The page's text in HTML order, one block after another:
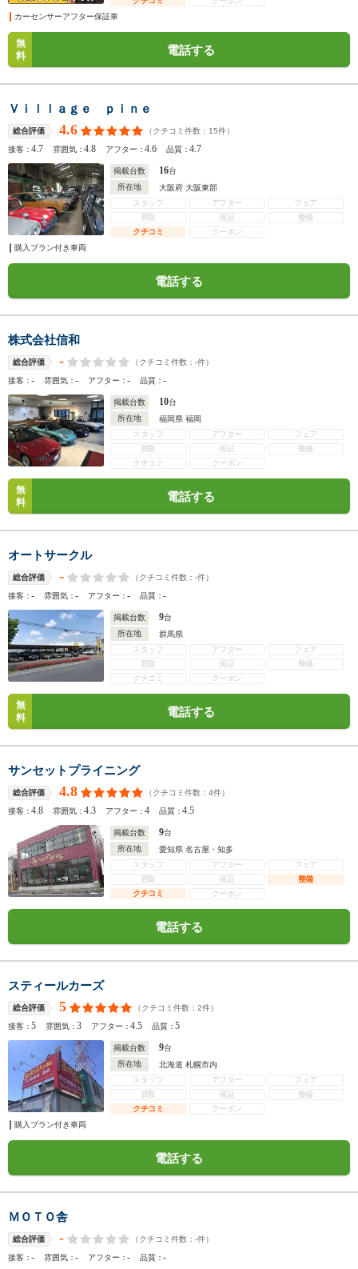
カーセンサーアフター保証車
無
料
電話する
Ｖｉｌｌａｇｅ ｐｉｎｅ
総合評価 4.6 （クチコミ件数： 15件）
接客：4.7 雰囲気：4.8 アフター：4.6 品質：4.7
掲載台数 16台
所在地
大阪府 大阪東部
スタッフ
アフター
フェア
買取
保証
整備
クチコミ
クーポン
購入プラン付き車両
電話する
株式会社信和
総合評価 - （クチコミ件数： -件）
接客：- 雰囲気：- アフター：- 品質：-
掲載台数 10台
所在地
福岡県 福岡
スタッフ
アフター
フェア
買取
保証
整備
クチコミ
クーポン
無
料
電話する
オートサークル
総合評価 - （クチコミ件数： -件）
接客：- 雰囲気：- アフター：- 品質：-
掲載台数 9台
所在地
群馬県
スタッフ
アフター
フェア
買取
保証
整備
クチコミ
クーポン
無
料
電話する
サンセットプライニング
総合評価 4.8 （クチコミ件数： 4件）
接客：4.8 雰囲気：4.3 アフター：4 品質：4.5
掲載台数 9台
所在地
愛知県 名古屋・知多
スタッフ
アフター
フェア
買取
保証
整備
クチコミ
クーポン
電話する
スティールカーズ
総合評価 5 （クチコミ件数： 2件）
接客：5 雰囲気：3 アフター：4.5 品質：5
掲載台数 9台
所在地
北海道 札幌市内
スタッフ
アフター
フェア
買取
保証
整備
クチコミ
クーポン
購入プラン付き車両
電話する
ＭＯＴＯ舎
総合評価 - （クチコミ件数： -件）
接客：- 雰囲気：- アフター：- 品質：-